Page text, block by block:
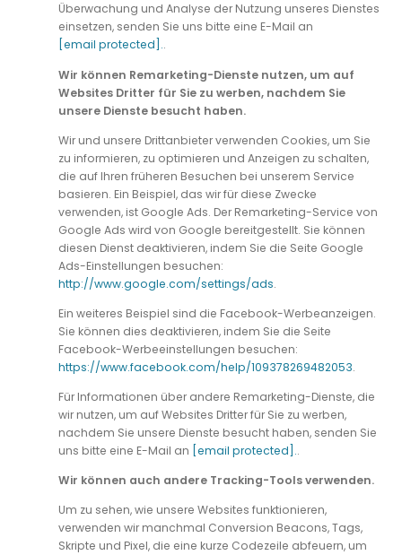
Überwachung und Analyse der Nutzung unseres Dienstes
einsetzen, senden Sie uns bitte eine E-Mail an
[email protected] ..
Wir können Remarketing-Dienste nutzen, um auf
Websites Dritter für Sie zu werben, nachdem Sie
unsere Dienste besucht haben.
Wir und unsere Drittanbieter verwenden Cookies, um Sie
zu informieren, zu optimieren und Anzeigen zu schalten,
die auf Ihren früheren Besuchen bei unserem Service
basieren. Ein Beispiel, das wir für diese Zwecke
verwenden, ist Google Ads. Der Remarketing-Service von
Google Ads wird von Google bereitgestellt. Sie können
diesen Dienst deaktivieren, indem Sie die Seite Google
Ads-Einstellungen besuchen:
http://www.google.com/settings/ads.
Ein weiteres Beispiel sind die Facebook-Werbeanzeigen.
Sie können dies deaktivieren, indem Sie die Seite
Facebook-Werbeeinstellungen besuchen:
https://www.facebook.com/help/109378269482053.
Für Informationen über andere Remarketing-Dienste, die
wir nutzen, um auf Websites Dritter für Sie zu werben,
nachdem Sie unsere Dienste besucht haben, senden Sie
uns bitte eine E-Mail an [email protected] ..
Wir können auch andere Tracking-Tools verwenden.
Um zu sehen, wie unsere Websites funktionieren,
verwenden wir manchmal Conversion Beacons, Tags,
Skripte und Pixel, die eine kurze Codezeile abfeuern, um